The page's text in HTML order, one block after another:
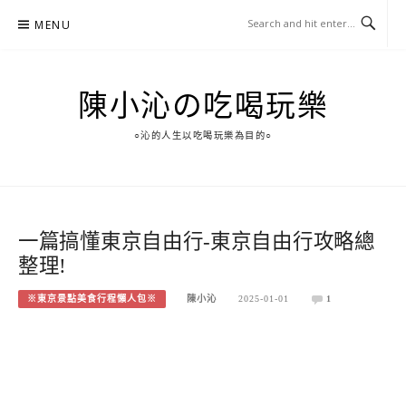
MENU
陳小沁の吃喝玩樂
○沁的人生以吃喝玩樂為目的○
一篇搞懂東京自由行-東京自由行攻略總
整理!
※東京景點美食行程懶人包※ 陳小沁 2025-01-01 1